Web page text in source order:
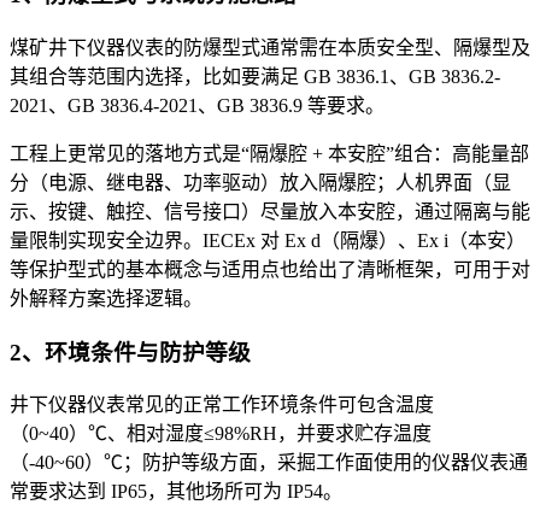
煤矿井下仪器仪表的防爆型式通常需在本质安全型、隔爆型及
其组合等范围内选择，比如要满足 GB 3836.1、GB 3836.2-
2021、GB 3836.4-2021、GB 3836.9 等要求。
工程上更常见的落地方式是“隔爆腔 + 本安腔”组合：高能量部
分（电源、继电器、功率驱动）放入隔爆腔；人机界面（显
示、按键、触控、信号接口）尽量放入本安腔，通过隔离与能
量限制实现安全边界。IECEx 对 Ex d（隔爆）、Ex i（本安）
等保护型式的基本概念与适用点也给出了清晰框架，可用于对
外解释方案选择逻辑。
2、环境条件与防护等级
井下仪器仪表常见的正常工作环境条件可包含温度
（0~40）℃、相对湿度≤98%RH，并要求贮存温度
（-40~60）℃；防护等级方面，采掘工作面使用的仪器仪表通
常要求达到 IP65，其他场所可为 IP54。